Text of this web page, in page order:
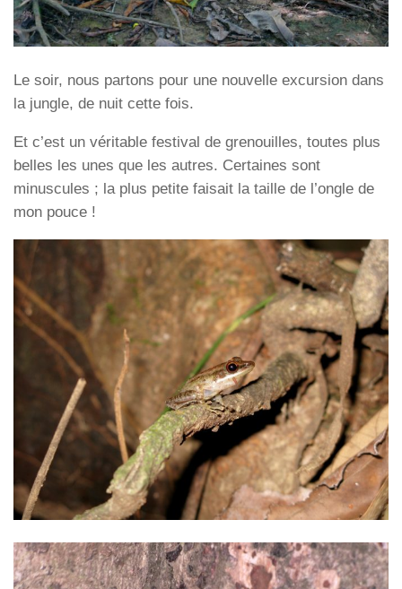
Le soir, nous partons pour une nouvelle excursion dans
la jungle, de nuit cette fois.
Et c’est un véritable festival de grenouilles, toutes plus
belles les unes que les autres. Certaines sont
minuscules ; la plus petite faisait la taille de l’ongle de
mon pouce !